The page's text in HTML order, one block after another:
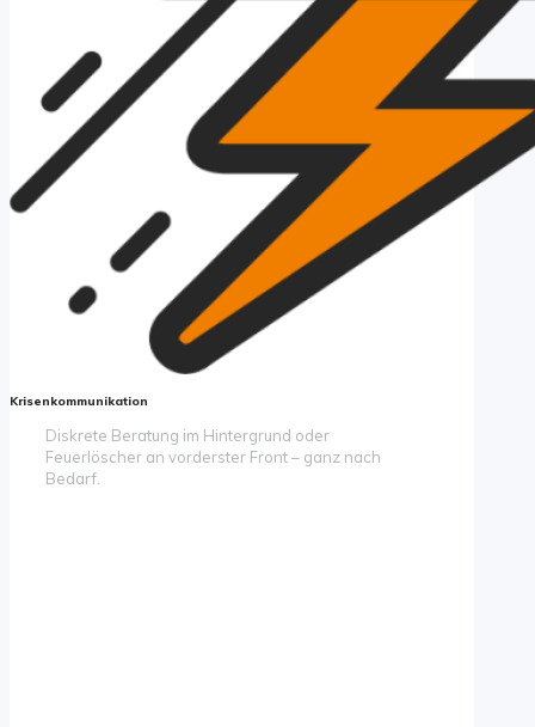
Krisenkommunikation
Diskrete Beratung im Hintergrund oder
Feuerlöscher an vorderster Front – ganz nach
Bedarf.